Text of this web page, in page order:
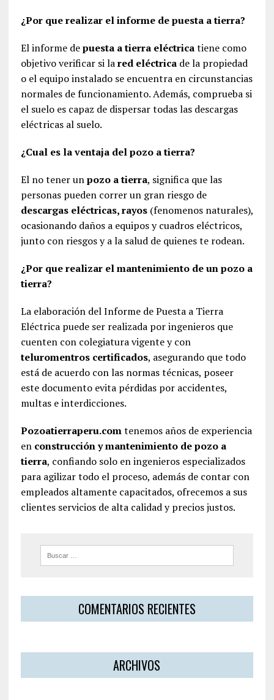
¿Por que realizar el informe de puesta a tierra?
El informe depuesta a tierra eléctricatiene como
objetivo verificar si lared eléctricade la propiedad
o el equipo instalado se encuentra en circunstancias
normales de funcionamiento. Además, comprueba si
el suelo es capaz de dispersar todas las descargas
eléctricas al suelo.
¿Cual es la ventaja del pozo a tierra?
El no tener unpozo a tierra, significa que las
personas pueden correr un gran riesgo de
descargas eléctricas, rayos(fenomenos naturales),
ocasionando daños a equipos y cuadros eléctricos,
junto con riesgos y a la salud de quienes te rodean.
¿Por que realizar el mantenimiento de un pozo a
tierra?
La elaboración del Informe de Puesta a Tierra
Eléctrica puede ser realizada por ingenieros que
cuenten con colegiatura vigente y con
teluromentros certificados, asegurando que todo
está de acuerdo con las normas técnicas, poseer
este documento evita pérdidas por accidentes,
multas e interdicciones.
Pozoatierraperu.comtenemos años de experiencia
en construcción y mantenimiento de pozo a
tierra, confiando solo en ingenieros especializados
para agilizar todo el proceso, además de contar con
empleados altamente capacitados, ofrecemos a sus
clientes servicios de alta calidad y precios justos.
COMENTARIOS RECIENTES
ARCHIVOS